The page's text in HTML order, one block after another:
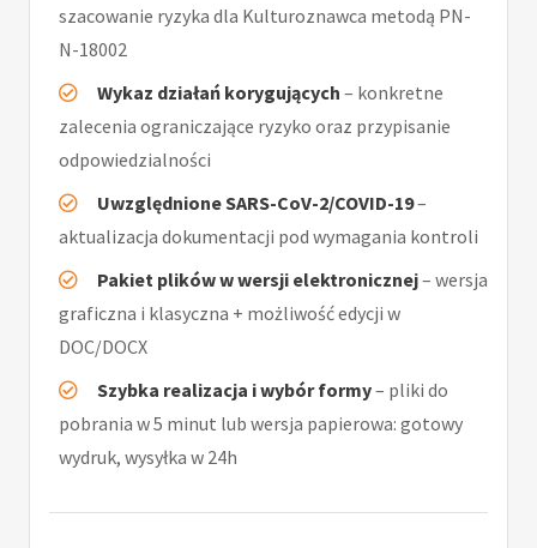
szacowanie ryzyka dla Kulturoznawca metodą PN-
N-18002
Wykaz działań korygujących – konkretne
zalecenia ograniczające ryzyko oraz przypisanie
odpowiedzialności
Uwzględnione SARS-CoV-2/COVID-19–
aktualizacja dokumentacji pod wymagania kontroli
Pakiet plików w wersji elektronicznej– wersja
graficzna i klasyczna + możliwość edycji w
DOC/DOCX
Szybka realizacja i wybór formy– pliki do
pobrania w 5 minut lub wersja papierowa: gotowy
wydruk, wysyłka w 24h